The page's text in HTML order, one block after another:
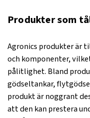
Produkter som
Agronics produkter är
och komponenter,
pålitlighet. Bland
gödseltankar,
produkt är noggrant
att den kan prestera